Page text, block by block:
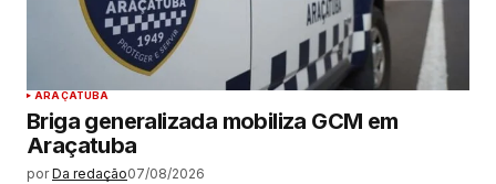
ARAÇATUBA
Briga generalizada mobiliza GCM em
Araçatuba
por Da redação07/08/2026